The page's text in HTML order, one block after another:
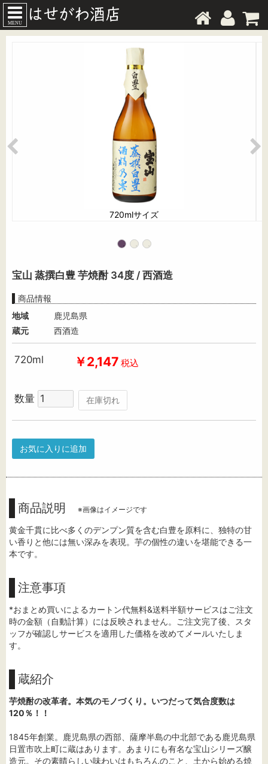
MENU
720mlサイズ
宝山 蒸撰白豊 芋焼酎 34度 / 西酒造
商品情報
地域
鹿児島県
蔵元
西酒造
720ml ￥2,147 税込
数量 在庫切れ
お気に入りに追加
商品説明 ※画像はイメージです
黄金千貫に比べ多くのデンプン質を含む白豊を原料に、独特の甘
い香りと他には無い深みを表現。芋の個性の違いを堪能できる一
本です。
注意事項
*おまとめ買いによるカートン代無料&送料半額サービスはご注文
時の金額（自動計算）には反映されません。ご注文完了後、スタ
ッフが確認しサービスを適用した価格を改めてメールいたしま
す。
蔵紹介
芋焼酎の改革者。本気のモノづくり。いつだって気合度数は
120％！！
1845年創業。鹿児島県の西部、薩摩半島の中北部である鹿児島県
日置市吹上町に蔵はあります。あまりにも有名な宝山シリーズ醸
造元。その素晴らしい味わいはもちろんのこと、土から始める焼